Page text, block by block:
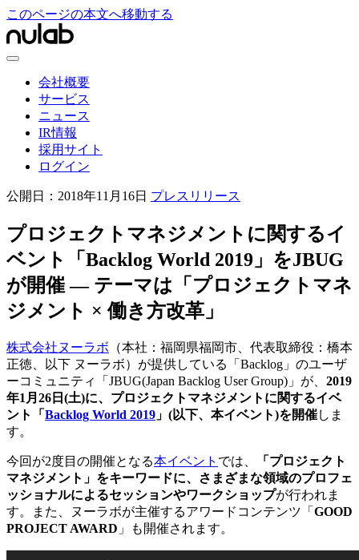
このページの本文へ移動する
会社概要
サービス
ニュース
IR情報
採用サイト
ログイン
公開日： 2018年11月16日 プレスリリース
プロジェクトマネジメントに関するイ
ベント「Backlog World 2019」をJBUG
が開催 — テーマは「プロジェクトマネ
ジメント × 働き方改革」
株式会社ヌーラボ （本社：福岡県福岡市、代表取締役：橋本
正徳、以下 ヌーラボ）が提供している「Backlog」のユーザ
ーコミュニティ「JBUG(Japan Backlog User Group)」が、 2019
年1月26日(土)に、プロジェクトマネジメントに関するイベ
ント「 Backlog World 2019 」(以下、本イベント)を開催しま
す。
今回が2度目の開催となる本イベント では、
「プロジェクト
マネジメント」をキーワードに、さまざまな領域のプロフェ
ッショナルによるセッションやワークショップが行われま
す。また、ヌーラボが主催するアワードコンテンツ「 GOOD
PROJECT AWARD 」も開催されます。